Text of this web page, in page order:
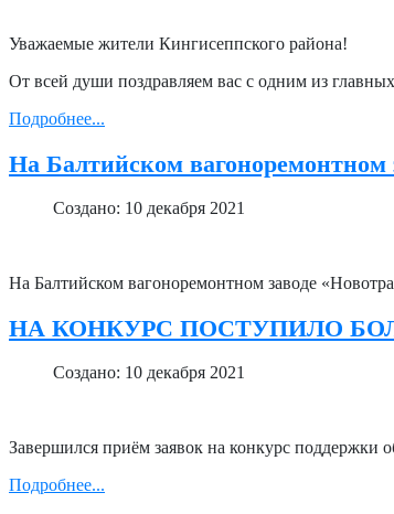
Уважаемые жители Кингисеппского района!
От всей души поздравляем вас с одним из
Подробнее...
На Балтийском вагоноремонтном
Создано: 10 декабря 2021
На Балтийском вагоноремонтном заводе
НА КОНКУРС ПОСТУПИЛО
Создано: 10 декабря 2021
Завершился приём заявок на конкурс
Подробнее...